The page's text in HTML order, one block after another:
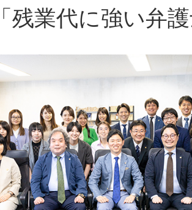
「残業代に強い弁